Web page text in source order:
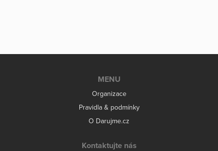
MENU
Organizace
Pravidla & podmínky
O Darujme.cz
Kontaktujte nás